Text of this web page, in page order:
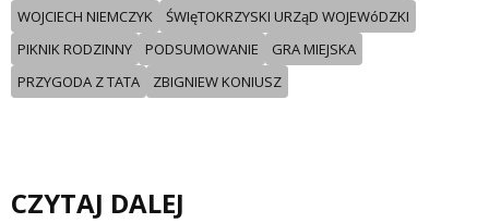
WOJCIECH NIEMCZYK
ŚWIęTOKRZYSKI URZąD WOJEWóDZKI
PIKNIK RODZINNY
PODSUMOWANIE
GRA MIEJSKA
PRZYGODA Z TATA
ZBIGNIEW KONIUSZ
CZYTAJ DALEJ